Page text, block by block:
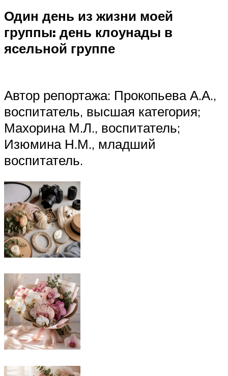
Один день из жизни моей
группы: день клоунады в
ясельной группе
Автор репортажа: Прокопьева А.А.,
воспитатель, высшая категория;
Махорина М.Л., воспитатель;
Изюмина Н.М., младший
воспитатель.